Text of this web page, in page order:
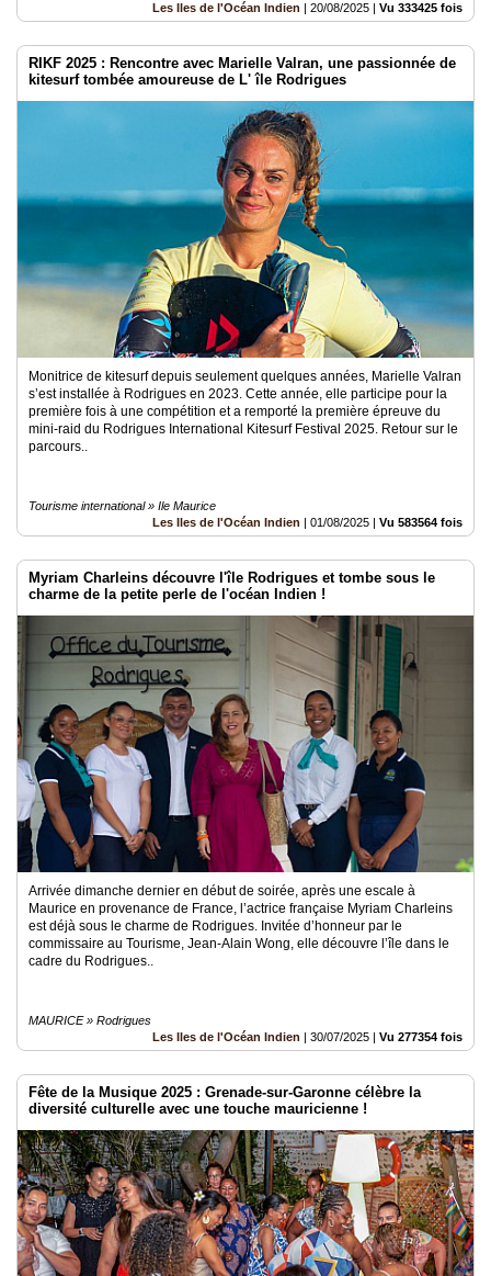
Les Iles de l'Océan Indien | 20/08/2025 | Vu 333425 fois
RIKF 2025 : Rencontre avec Marielle Valran, une passionnée de
kitesurf tombée amoureuse de L' île Rodrigues
Monitrice de kitesurf depuis seulement quelques années, Marielle Valran
s’est installée à Rodrigues en 2023. Cette année, elle participe pour la
première fois à une compétition et a remporté la première épreuve du
mini-raid du Rodrigues International Kitesurf Festival 2025. Retour sur le
parcours..
Tourisme international » Ile Maurice
Les Iles de l'Océan Indien | 01/08/2025 | Vu 583564 fois
Myriam Charleins découvre l'île Rodrigues et tombe sous le
charme de la petite perle de l'océan Indien !
Arrivée dimanche dernier en début de soirée, après une escale à
Maurice en provenance de France, l’actrice française Myriam Charleins
est déjà sous le charme de Rodrigues. Invitée d’honneur par le
commissaire au Tourisme, Jean-Alain Wong, elle découvre l’île dans le
cadre du Rodrigues..
MAURICE » Rodrigues
Les Iles de l'Océan Indien | 30/07/2025 | Vu 277354 fois
Fête de la Musique 2025 : Grenade-sur-Garonne célèbre la
diversité culturelle avec une touche mauricienne !